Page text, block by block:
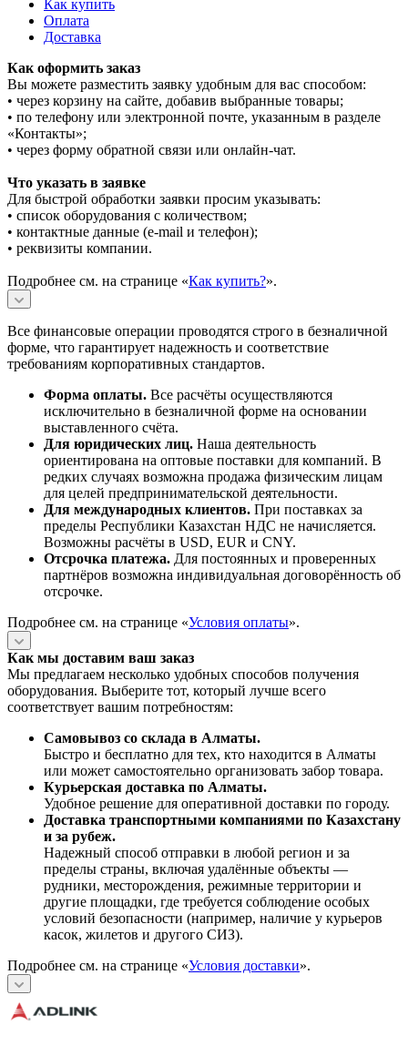
Как купить
Оплата
Доставка
Как оформить заказ
Вы можете разместить заявку удобным для вас способом:
• через корзину на сайте, добавив выбранные товары;
• по телефону или электронной почте, указанным в разделе
«Контакты»;
• через форму обратной связи или онлайн-чат.
Что указать в заявке
Для быстрой обработки заявки просим указывать:
• список оборудования с количеством;
• контактные данные (e-mail и телефон);
• реквизиты компании.
Подробнее см. на странице «Как купить?».
Все финансовые операции проводятся строго в безналичной
форме, что гарантирует надежность и соответствие
требованиям корпоративных стандартов.
Форма оплаты. Все расчёты осуществляются
исключительно в безналичной форме на основании
выставленного счёта.
Для юридических лиц. Наша деятельность
ориентирована на оптовые поставки для компаний. В
редких случаях возможна продажа физическим лицам
для целей предпринимательской деятельности.
Для международных клиентов. При поставках за
пределы Республики Казахстан НДС не начисляется.
Возможны расчёты в USD, EUR и CNY.
Отсрочка платежа. Для постоянных и проверенных
партнёров возможна индивидуальная договорённость об
отсрочке.
Подробнее см. на странице «Условия оплаты».
Как мы доставим ваш заказ
Мы предлагаем несколько удобных способов получения
оборудования. Выберите тот, который лучше всего
соответствует вашим потребностям:
Самовывоз со склада в Алматы.
Быстро и бесплатно для тех, кто находится в Алматы
или может самостоятельно организовать забор товара.
Курьерская доставка по Алматы.
Удобное решение для оперативной доставки по городу.
Доставка транспортными компаниями по Казахстану
и за рубеж.
Надежный способ отправки в любой регион и за
пределы страны, включая удалённые объекты —
рудники, месторождения, режимные территории и
другие площадки, где требуется соблюдение особых
условий безопасности (например, наличие у курьеров
касок, жилетов и другого СИЗ).
Подробнее см. на странице «Условия доставки».